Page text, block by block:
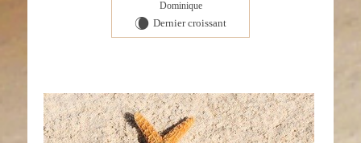
Dominique
W Dernier croissant